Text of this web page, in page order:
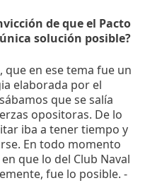
de que el Pacto
solución posible?
que en ese tema fue un
elaborada por el
que se salía
opositoras. De lo
iba a tener tiempo y
En todo momento
que lo del Club Naval
fue lo posible. -